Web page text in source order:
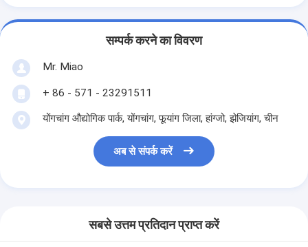
सम्पर्क करने का विवरण
Mr. Miao
+ 86 - 571 - 23291511
योंगचांग औद्योगिक पार्क, योंगचांग, ​​फूयांग जिला, हांग्जो, झेजियांग, चीन
अब से संपर्क करें
सबसे उत्तम प्रतिदान प्राप्त करें